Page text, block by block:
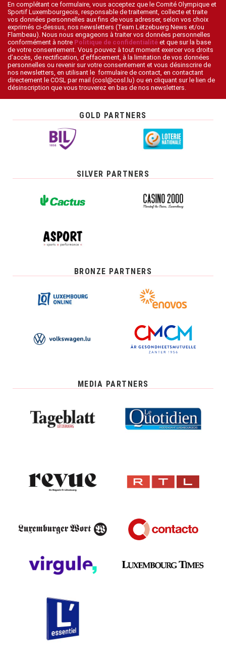
En complétant ce formulaire, vous acceptez que le Comité Olympique et
Sportif Luxembourgeois, responsable de traitement, collecte et traite
vos données personnelles aux fins de vous adresser, selon vos choix
exprimés ci-dessus, nos newsletters (Team Lëtzebuerg News et/ou
Flambeau). Nous nous engageons à traiter vos données personnelles
conformément à notre Politique de confidentialité et que sur la base
de votre consentement. Vous pouvez à tout moment exercer vos droits
d’accès, de rectification, d’effacement, à la limitation de vos données
personnelles ou revenir sur votre consentement et vous désinscrire de
nos newsletters, en utilisant le formulaire de contact, en contactant
directement le COSL par mail (cosl@cosl.lu) ou en cliquant sur le lien de
désinscription que vous trouverez en bas de nos newsletters.
GOLD PARTNERS
SILVER PARTNERS
BRONZE PARTNERS
MEDIA PARTNERS